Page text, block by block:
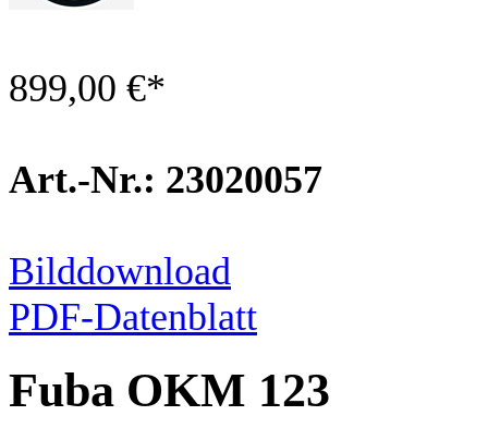
899,00 €*
Art.-Nr.: 23020057
Bilddownload
PDF-Datenblatt
Fuba OKM 123